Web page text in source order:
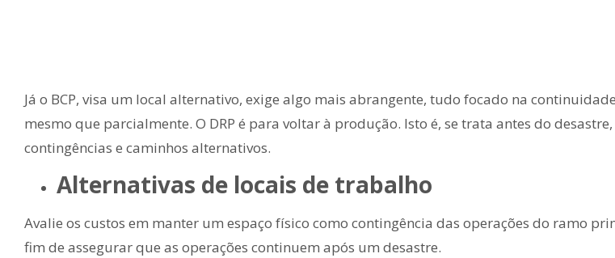
Já o BCP, visa um local alternativo, exige algo mais abrangente, tudo focado na
mesmo que parcialmente. O DRP é para voltar à produção. Isto é, se trata antes do
contingências e caminhos alternativos.
Alternativas de locais de trabalho
Avalie os custos em manter um espaço fí­sico como contingência das operações do ramo
fim de assegurar que as operações continuem após um desastre.